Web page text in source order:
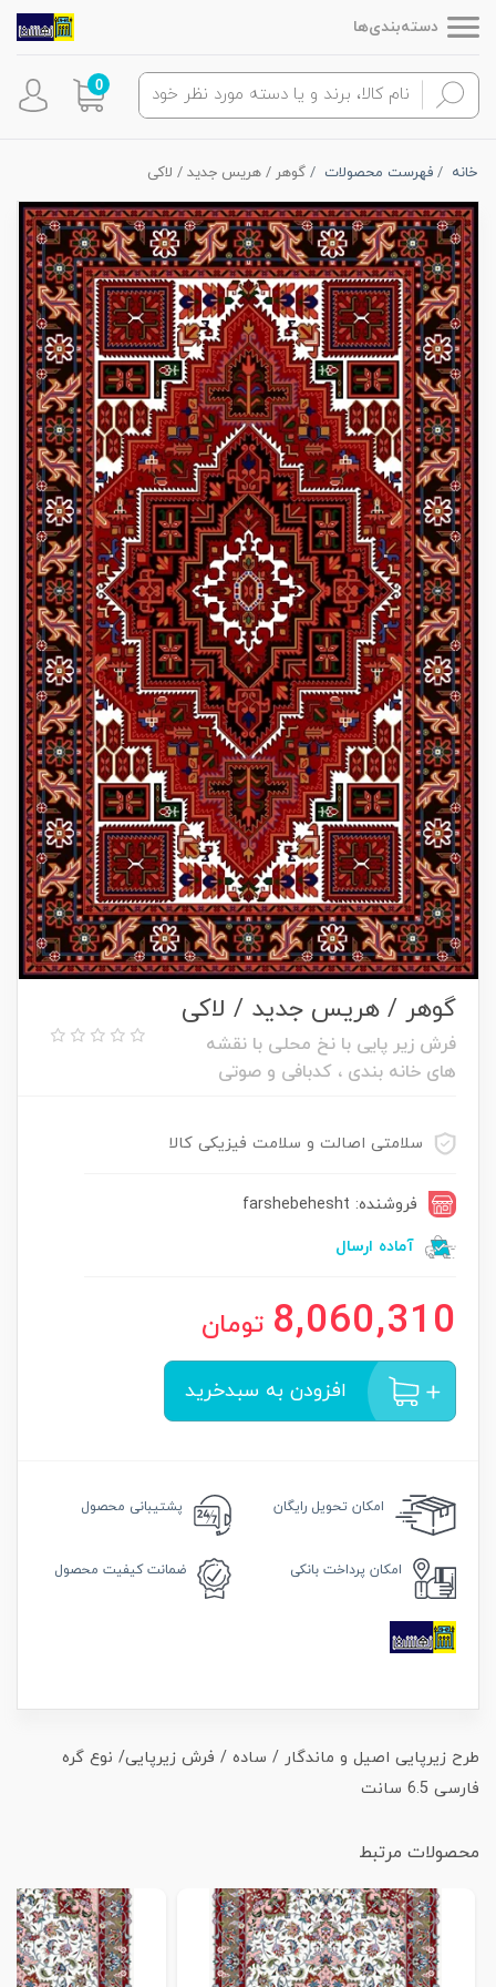
دسته‌بندی‌ها
0
خانه فهرست محصولات گوهر / هریس جدید / لاکی
گوهر / هریس جدید / لاکی
فرش زیر پایی با نخ محلی با نقشه
های خانه بندی ، کدبافی و صوتی
سلامتی اصالت و سلامت فیزیکی کالا
فروشنده: farshebehesht
آماده ارسال
8,060,310 تومان
افزودن به سبدخرید
امکان تحویل رایگان پشتیبانی محصول
امکان پرداخت بانکی ضمانت کیفیت محصول
طرح زیرپایی اصیل و ماندگار / ساده / فرش زیرپایی/ نوع گره
فارسی 6.5 سانت
محصولات مرتبط